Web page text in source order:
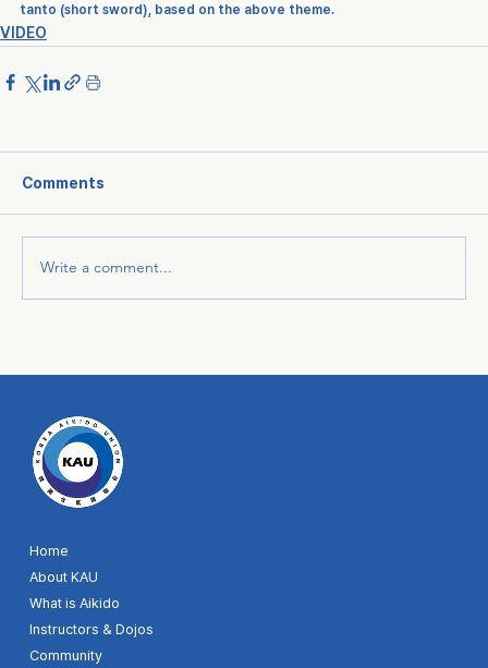
tanto (short sword), based on the above theme.
VIDEO
Comments
Write a comment...
Home
About KAU
What is Aikido
Instructors & Dojos
Community